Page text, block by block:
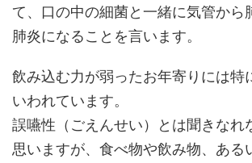
て、口の中の細菌と一緒に気管から
肺炎になることを言います。
飲み込む力が弱ったお年寄りには特
いわれています。
誤嚥性（ごえんせい）とは聞きなれ
思いますが、食べ物や飲み物、ある